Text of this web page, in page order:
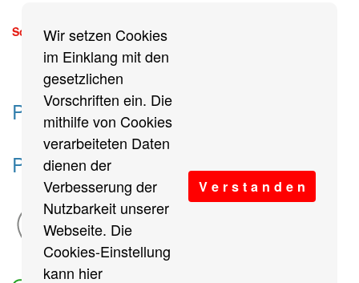
Wir setzen Cookies
im Einklang mit den
gesetzlichen
Vorschriften ein. Die
mithilfe von Cookies
verarbeiteten Daten
dienen der
Verbesserung der
Nutzbarkeit unserer
Webseite. Die
Cookies-Einstellung
kann hier
V e r s t a n d e n
Sonntag, 13. September 2026
Partner des Breitensports
Partner von BRV-Breitensport.de